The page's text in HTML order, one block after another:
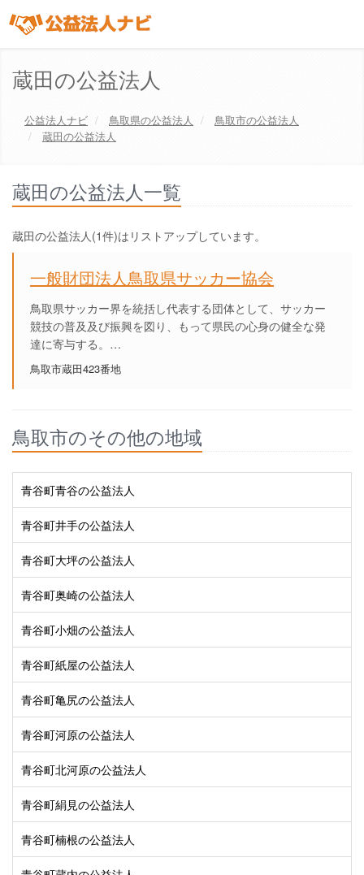
蔵田の公益法人
公益法人ナビ 鳥取県の公益法人 鳥取市の公益法人
蔵田の公益法人
蔵田の公益法人一覧
蔵田の公益法人(1件)はリストアップしています。
一般財団法人鳥取県サッカー協会
鳥取県サッカー界を統括し代表する団体として、サッカー
競技の普及及び振興を図り、もって県民の心身の健全な発
達に寄与する。…
鳥取市蔵田423番地
鳥取市のその他の地域
青谷町青谷の公益法人
青谷町井手の公益法人
青谷町大坪の公益法人
青谷町奥崎の公益法人
青谷町小畑の公益法人
青谷町紙屋の公益法人
青谷町亀尻の公益法人
青谷町河原の公益法人
青谷町北河原の公益法人
青谷町絹見の公益法人
青谷町楠根の公益法人